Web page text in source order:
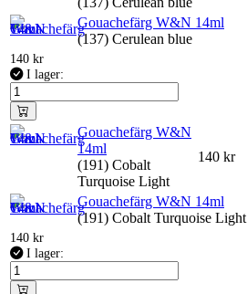
Gouachefärg W&N 14ml
(137) Cerulean blue
140 kr
I lager:
Gouachefärg W&N
14ml
(191) Cobalt
Turquoise Light
140 kr
Gouachefärg W&N 14ml
(191) Cobalt Turquoise Light
140 kr
I lager: